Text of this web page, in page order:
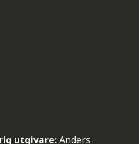
utgivare: Anders